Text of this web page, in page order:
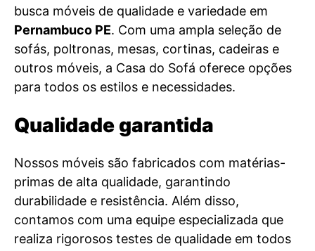
busca móveis de qualidade e variedade em
Pernambuco PE. Com uma ampla seleção de
sofás, poltronas, mesas, cortinas, cadeiras e
outros móveis, a Casa do Sofá oferece opções
para todos os estilos e necessidades.
Qualidade garantida
Nossos móveis são fabricados com matérias-
primas de alta qualidade, garantindo
durabilidade e resistência. Além disso,
contamos com uma equipe especializada que
realiza rigorosos testes de qualidade em todos